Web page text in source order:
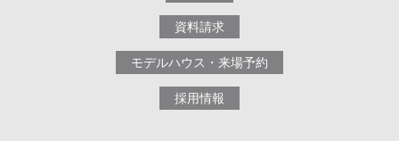
資料請求
モデルハウス・来場予約
採用情報